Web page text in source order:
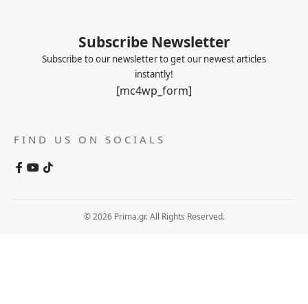
Subscribe Newsletter
Subscribe to our newsletter to get our newest articles
instantly!
[mc4wp_form]
FIND US ON SOCIALS
© 2026 Prima.gr. All Rights Reserved.